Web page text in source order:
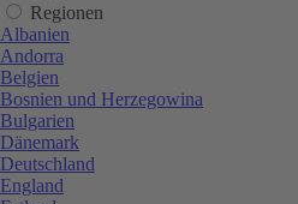
Regionen
Albanien
Andorra
Belgien
Bosnien und Herzegowina
Bulgarien
Dänemark
Deutschland
England